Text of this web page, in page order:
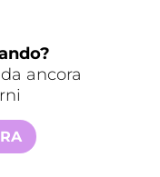
ancora